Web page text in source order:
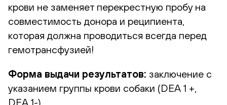
крови не заменяет перекрестную пробу на
совместимость донора и реципиента,
которая должна проводиться всегда перед
гемотрансфузией!
Форма выдачи результатов: заключение с
указанием группы крови собаки (DEA 1 +,
DEA 1-).